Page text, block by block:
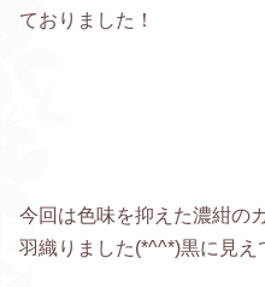
ておりました！
今回は色味を抑えた濃紺の
羽織りました(*^^*)黒に見